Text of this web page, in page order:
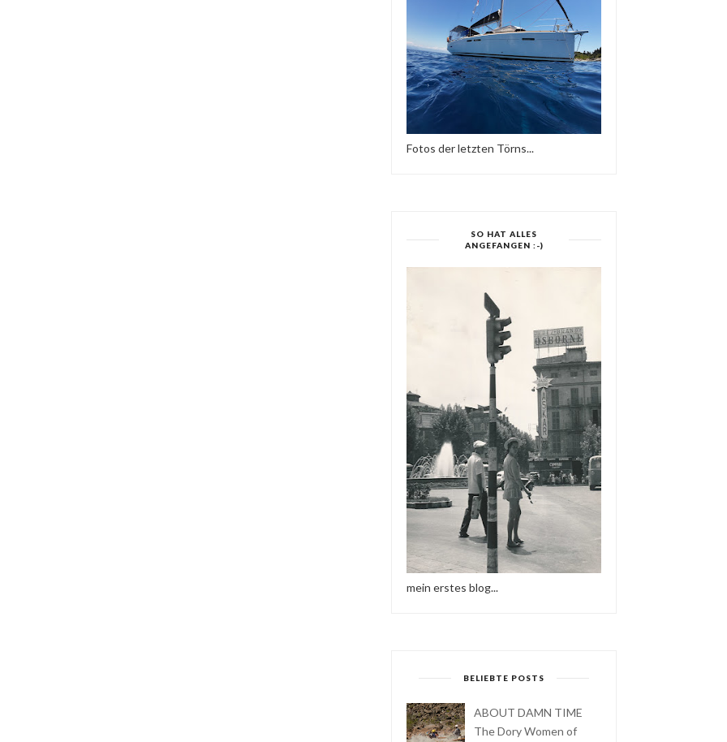
Fotos der letzten Törns...
SO HAT ALLES
ANGEFANGEN :-)
mein erstes blog...
BELIEBTE POSTS
ABOUT DAMN TIME
The Dory Women of